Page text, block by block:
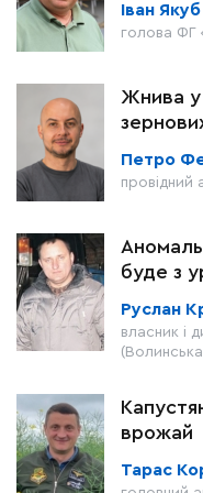
Іван Якуб
голова ФГ
Жнива у
Петро
буде з
Руслан
власник і
врожай
Тарас